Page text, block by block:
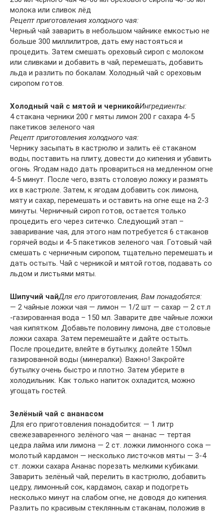
молока или сливок лёд
Рецепт приготовления холодного чая:
Черный чай заварить в небольшом чайнике емкостью не
больше 300 миллилитров, дать ему настояться и
процедить. Затем смешать ореховый сироп с молоком
или сливками и добавить в чай, перемешать, добавить
льда и разлить по бокалам. Холодный чай с ореховым
сиропом готов.
Холодный чай с мятой и черникойИнгредиенты:
4 стакана черники 200 г мяты лимон 200 г сахара 4-5
пакетиков зеленого чая
Рецепт приготовления холодного чая:
Чернику засыпать в кастрюлю и залить её стаканом
воды, поставить на плиту, довести до кипения и убавить
огонь. Ягодам надо дать провариться на медленном огне
4-5 минут. После чего, взять столовую ложку и размять
их в кастрюле. Затем, к ягодам добавить сок лимона,
мяту и сахар, перемешать и оставить на огне еще на 2-3
минуты. Черничный сироп готов, остается только
процедить его через ситечко. Следующий этап –
заваривание чая, для этого нам потребуется 6 стаканов
горячей воды и 4-5 пакетиков зеленого чая. Готовый чай
смешать с черничным сиропом, тщательно перемешать и
дать остыть. Чай с черникой и мятой готов, подавать со
льдом и листьями мяты.
Шипучий чайДля его приготовления, Вам понадобятся:
— 2 чайные ложки чая — лимон — 1/2 шт — сахар — 2 ст.л
-газированная вода – 150 мл. Заварите две чайные ложки
чая кипятком. Добавьте половину лимона, две столовые
ложки сахара. Затем перемешайте и дайте остыть.
После процедите, влейте в бутылку, долейте 150мл
газированной воды (минералки). Важно! Закройте
бутылку очень быстро и плотно. Затем уберите в
холодильник. Как только напиток охладится, можно
угощать гостей.
Зелёный чай с ананасом
Для его приготовления понадобится: — 1 литр
свежезаваренного зелёного чая — ананас — тертая
цедра лайма или лимона — 2 ст. ложки лимонного сока —
молотый кардамон — несколько листочков мяты — 3-4
ст. ложки сахара Ананас порезать мелкими кубиками.
Заварить зелёный чай, перелить в кастрюлю, добавить
цедру, лимонный сок, кардамон, сахар и подогреть
несколько минут на слабом огне, не доводя до кипения.
Разлить по красивым стеклянным стаканам, положив в